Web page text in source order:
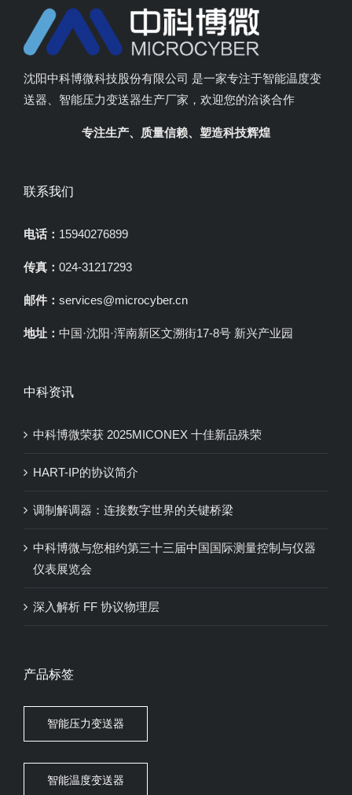
沈阳中科博微科技股份有限公司 是一家专注于智能温度变
送器、智能压力变送器生产厂家，欢迎您的洽谈合作
专注生产、质量信赖、塑造科技辉煌
联系我们
电话： 15940276899
传真： 024-31217293
邮件： services@microcyber.cn
地址： 中国·沈阳·浑南新区文溯街17-8号 新兴产业园
中科资讯
中科博微荣获 2025MICONEX 十佳新品殊荣
HART-IP的协议简介
调制解调器：连接数字世界的关键桥梁
中科博微与您相约第三十三届中国国际测量控制与仪器
仪表展览会
深入解析 FF 协议物理层
产品标签
智能压力变送器
智能温度变送器